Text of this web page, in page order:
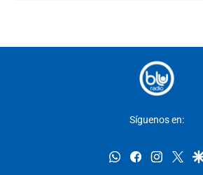
Síguenos en:
whatsappfacebook